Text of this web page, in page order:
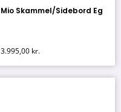
Mio Skammel/Sidebord Eg
3.995,00 kr.